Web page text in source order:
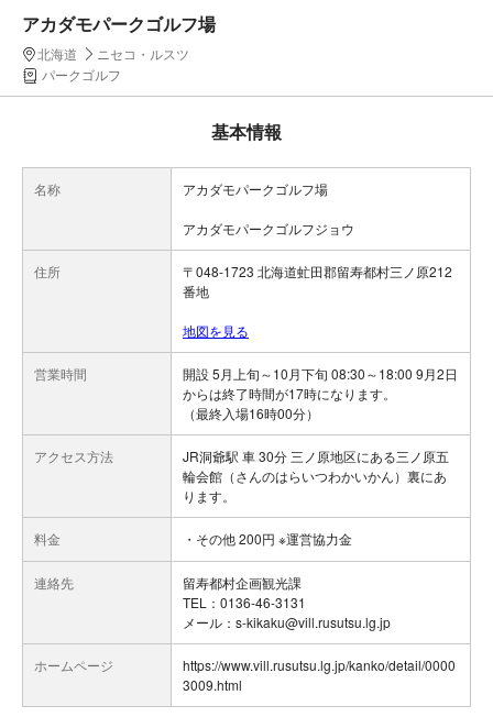
アカダモパークゴルフ場
北海道
ニセコ・ルスツ
パークゴルフ
基本情報
名称 アカダモパークゴルフ場
アカダモパークゴルフジョウ
住所
〒048-1723 北海道虻田郡留寿都村三ノ原212
番地
地図を見る
営業時間
開設 5月上旬～10月下旬 08:30～18:00 9月2日
からは終了時間が17時になります。
（最終入場16時00分）
アクセス方法
JR洞爺駅 車 30分 三ノ原地区にある三ノ原五
輪会館（さんのはらいつわかいかん）裏にあ
ります。
料金 ・その他 200円 ※運営協力金
連絡先
留寿都村企画観光課
TEL：0136-46-3131
メール：s-kikaku@vill.rusutsu.lg.jp
ホームページ
https://www.vill.rusutsu.lg.jp/kanko/detail/0000
3009.html